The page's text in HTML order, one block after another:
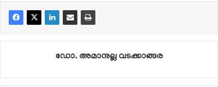
ഡോ. അമാനുല്ല വടക്കാങ്ങര